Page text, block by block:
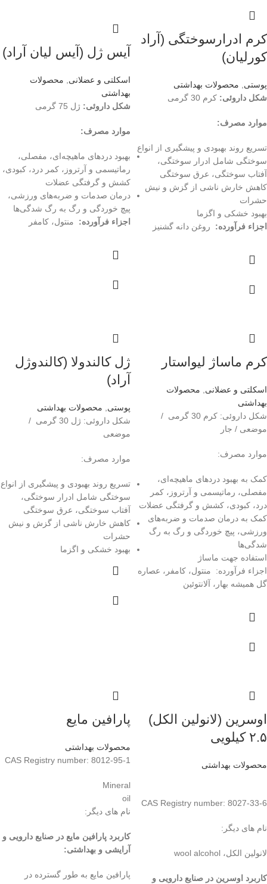
کرم ادرارسوختگی (آراد
کورلیان)
پوستی
محصولات بهداشتی
شکل داروئی: کرم 30 گرمی
موارد مصرف:
تسریع روند بهبودی و پیشگیری از انواع
سوختگی شامل ادرار سوختگی،
آفتاب سوختگی، عرق سوختگی
کاهش خارش ناشی از گزش و نیش
حشرات
بهبود خشکی و اگزما
اجزاء فرآورده: روغن دانه گشنیز
آیس ژل (آیس لیان آراد)
اسکلتی و عضلانی
محصولات
بهداشتی
شکل داروئی: ژل 75 گرمی
موارد مصرف:
بهبود دردهای ماهیچه‌ای، مفصلی،
رماتیسمی و آرتروز، کمر درد، کبودی،
کشش و گرفتگی عضلات
درمان صدمات و ضربه‌های ورزشی،
پیچ خوردگی و رگ به رگ شدگی‌ها
اجزاء فرآورده: منتول، کامفر
کرم ماساژ لیواستار
اسکلتی و عضلانی
محصولات
بهداشتی
شکل داروئی: کرم 30 گرمی /
موضعی / جار
موارد مصرف:
کمک به بهبود دردهای ماهیچه‌ای،
مفصلی، رماتیسمی و آرتروز، کمر
درد، کبودی، کشش و گرفتگی عضلات
کمک به درمان صدمات و ضربه‌های
ورزشی، پیچ خوردگی و رگ به رگ
شدگی‌ها
استفاده جهت ماساژ
اجزاء فرآورده: منتول، کامفر، عصاره
گل همیشه بهار، آلانتوئین
ژل کالندولا (کالندوژل
آراد)
پوستی
محصولات بهداشتی
شکل داروئی: ژل 30 گرمی /
موضعی
موارد مصرف:
تسریع روند بهبودی و پیشگیری از انواع
سوختگی شامل ادرار سوختگی،
آفتاب سوختگی، عرق سوختگی
کاهش خارش ناشی از گزش و نیش
حشرات
بهبود خشکی و اگزما
اوسرین (لانولین الکل)
۲.۵ کیلویی
محصولات بهداشتی
CAS Registry number: 8027-33-6
نام های دیگر:
لانولین الکل، wool alcohol
کاربرد اوسرین در صنایع دارویی و
پارافین مایع
محصولات بهداشتی
CAS Registry number: 8012-95-1
Mineral
نام های دیگر:
کاربرد پارافین مایع در صنایع دارویی و
آرایشی و بهداشتی:
پارافین مایع به طور گسترده در